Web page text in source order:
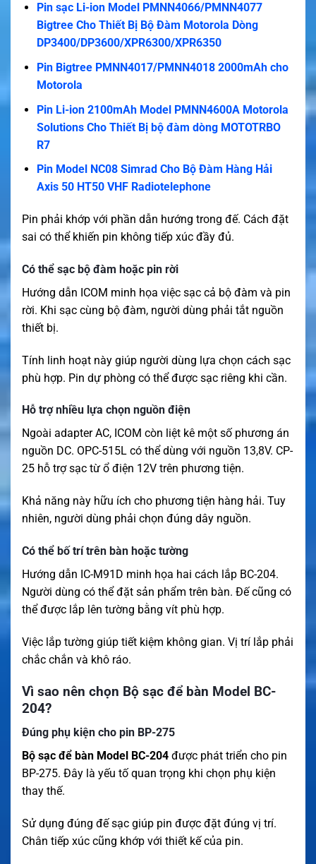
Pin sạc Li-ion Model PMNN4066/PMNN4077
Bigtree Cho Thiết Bị Bộ Đàm Motorola Dòng
DP3400/DP3600/XPR6300/XPR6350
Pin Bigtree PMNN4017/PMNN4018 2000mAh cho
Motorola
Pin Li-ion 2100mAh Model PMNN4600A Motorola
Solutions Cho Thiết Bị bộ đàm dòng MOTOTRBO
R7
Pin Model NC08 Simrad Cho Bộ Đàm Hàng Hải
Axis 50 HT50 VHF Radiotelephone
Pin phải khớp với phần dẫn hướng trong đế. Cách đặt
sai có thể khiến pin không tiếp xúc đầy đủ.
Có thể sạc bộ đàm hoặc pin rời
Hướng dẫn ICOM minh họa việc sạc cả bộ đàm và pin
rời. Khi sạc cùng bộ đàm, người dùng phải tắt nguồn
thiết bị.
Tính linh hoạt này giúp người dùng lựa chọn cách sạc
phù hợp. Pin dự phòng có thể được sạc riêng khi cần.
Hỗ trợ nhiều lựa chọn nguồn điện
Ngoài adapter AC, ICOM còn liệt kê một số phương án
nguồn DC. OPC-515L có thể dùng với nguồn 13,8V. CP-
25 hỗ trợ sạc từ ổ điện 12V trên phương tiện.
Khả năng này hữu ích cho phương tiện hàng hải. Tuy
nhiên, người dùng phải chọn đúng dây nguồn.
Có thể bố trí trên bàn hoặc tường
Hướng dẫn IC-M91D minh họa hai cách lắp BC-204.
Người dùng có thể đặt sản phẩm trên bàn. Đế cũng có
thể được lắp lên tường bằng vít phù hợp.
Việc lắp tường giúp tiết kiệm không gian. Vị trí lắp phải
chắc chắn và khô ráo.
Vì sao nên chọn Bộ sạc để bàn Model BC-
204?
Đúng phụ kiện cho pin BP-275
Bộ sạc để bàn Model BC-204 được phát triển cho pin
BP-275. Đây là yếu tố quan trọng khi chọn phụ kiện
thay thế.
Sử dụng đúng đế sạc giúp pin được đặt đúng vị trí.
Chân tiếp xúc cũng khớp với thiết kế của pin.